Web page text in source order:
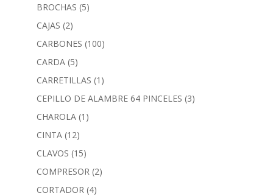
BROCHAS (5)
CAJAS (2)
CARBONES (100)
CARDA (5)
CARRETILLAS (1)
CEPILLO DE ALAMBRE 64 PINCELES (3)
CHAROLA (1)
CINTA (12)
CLAVOS (15)
COMPRESOR (2)
CORTADOR (4)